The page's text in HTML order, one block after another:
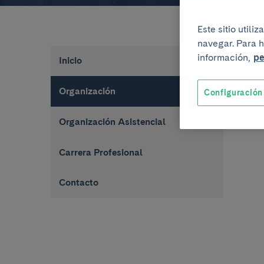
Inicio
Organización
Organización Asistencial
Carrera Profesional
Contacto
Este sitio
navegar. Para
información,